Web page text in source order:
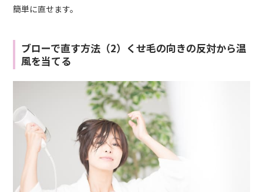
簡単に直せます。
ブローで直す方法（2）くせ毛の向きの反対から温
風を当てる